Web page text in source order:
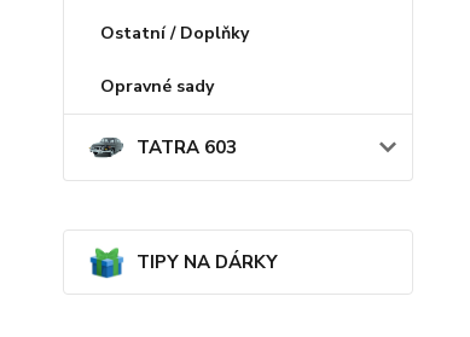
Ostatní / Doplňky
Opravné sady
TATRA 603
TIPY NA DÁRKY